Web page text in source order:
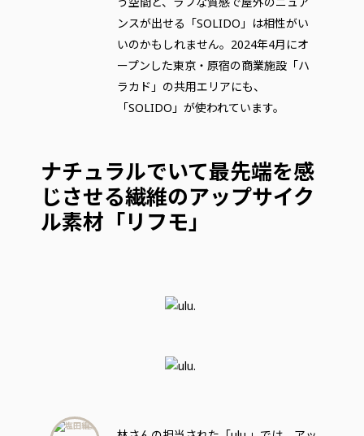
ンスが出せる「SOLIDO」は相性がい
いのかもしれません。2024年4月にオ
ープンした東京・原宿の商業施設「ハ
ラカド」の共用エリアにも、
「SOLIDO」が使われています。
ナチュラルでいて最先端を感
じさせる繊維のアップサイク
ル素材「リフモ」